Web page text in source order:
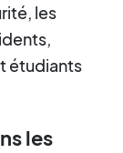
les
étudiants
les